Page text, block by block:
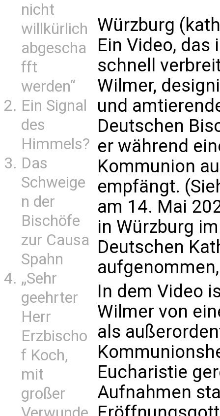
nicht
willkürlich
abgescha
fft
werden“
Ein Signal
des
Himmels?
Das
Schweige
n der
Bischöfe
zur Causa
Spahn
„Sehr
geehrter
Herr
Erzbischo
f Koch,
mit
großer
Würzburg
Ein Video,
schnell
Wilmer,
und
Deutschen
er während
Kommunion
empfängt.
am 14. Mai
in Würzburg
Deutschen
In dem Video
Wilmer von
als
Eucharistie
Aufnahmen